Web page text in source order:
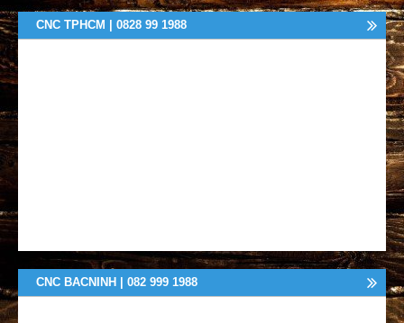
CNC TPHCM | 0828 99 1988
CNC BACNINH | 082 999 1988